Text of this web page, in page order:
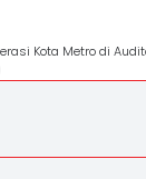
Kota Metro di